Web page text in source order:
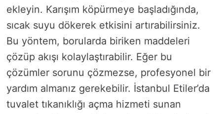
ekleyin. Karışım köpürmeye başladığında,
sıcak suyu dökerek etkisini artırabilirsiniz.
Bu yöntem, borularda biriken maddeleri
çözüp akışı kolaylaştırabilir. Eğer bu
çözümler sorunu çözmezse, profesyonel bir
yardım almanız gerekebilir. İstanbul Etiler’da
tuvalet tıkanıklığı açma hizmeti sunan